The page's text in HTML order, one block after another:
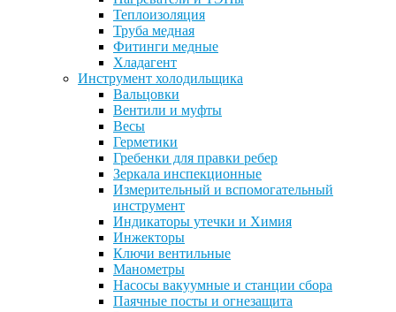
Теплоизоляция
Труба медная
Фитинги медные
Хладагент
Инструмент холодильщика
Вальцовки
Вентили и муфты
Весы
Герметики
Гребенки для правки ребер
Зеркала инспекционные
Измерительный и вспомогательный
инструмент
Индикаторы утечки и Химия
Инжекторы
Ключи вентильные
Манометры
Насосы вакуумные и станции сбора
Паячные посты и огнезащита